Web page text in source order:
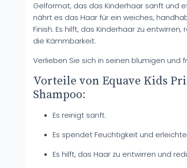
Gelformat, das das Kinderhaar sanft und
nährt es das Haar für ein weiches,
Finish. Es hilft, das Kinderhaar zu
die Kämmbarkeit.
Verlieben Sie sich in seinen blumigen und
Vorteile von Equave Kids
Shampoo:
Es reinigt sanft.
Es spendet Feuchtigkeit und
Es hilft, das Haar zu entwirren und